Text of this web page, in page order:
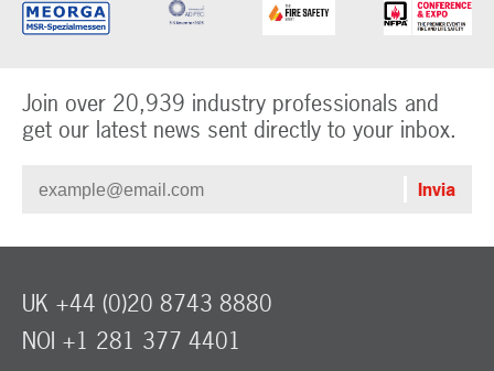
Join over 20,939 industry professionals and
get our latest news sent directly to your inbox.
UK +44 (0)20 8743 8880
NOI +1 281 377 4401